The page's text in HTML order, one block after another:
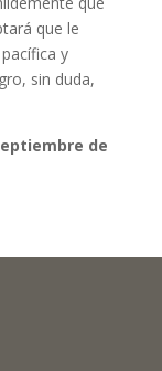
que le
y
sin duda,
de